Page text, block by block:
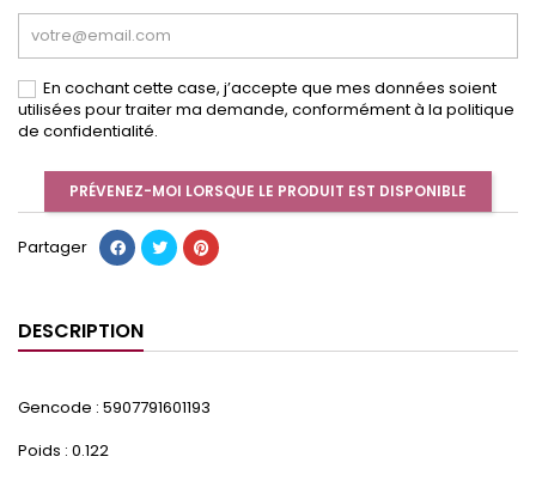
En cochant cette case, j’accepte que mes données soient
utilisées pour traiter ma demande, conformément à la politique
de confidentialité.
PRÉVENEZ-MOI LORSQUE LE PRODUIT EST DISPONIBLE
Partager
DESCRIPTION
Gencode : 5907791601193
Poids : 0.122